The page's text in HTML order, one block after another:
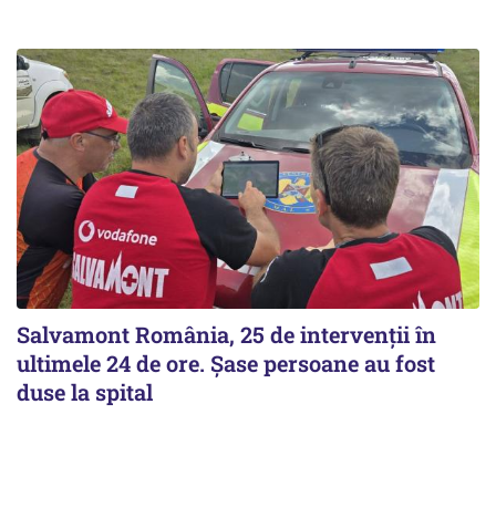
Salvamont România, 25 de intervenții în
ultimele 24 de ore. Șase persoane au fost
duse la spital